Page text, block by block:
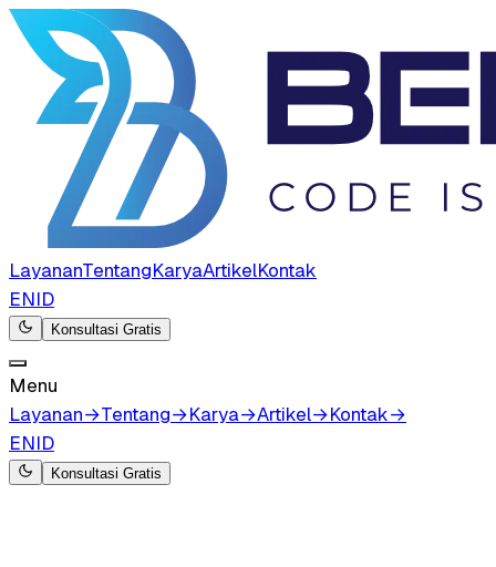
LayananTentangKaryaArtikelKontak
ENID
Konsultasi Gratis
Menu
Layanan→Tentang→Karya→Artikel→Kontak→
ENID
Konsultasi Gratis